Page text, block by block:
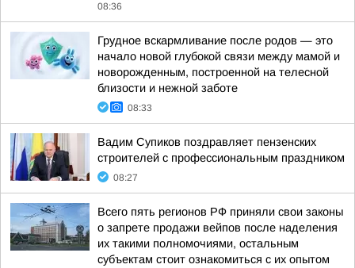
08:36
Грудное вскармливание после родов — это
начало новой глубокой связи между мамой и
новорожденным, построенной на телесной
близости и нежной заботе
08:33
Вадим Супиков поздравляет пензенских
строителей с профессиональным праздником
08:27
Всего пять регионов РФ приняли свои законы
о запрете продажи вейпов после наделения
их такими полномочиями, остальным
субъектам стоит ознакомиться с их опытом